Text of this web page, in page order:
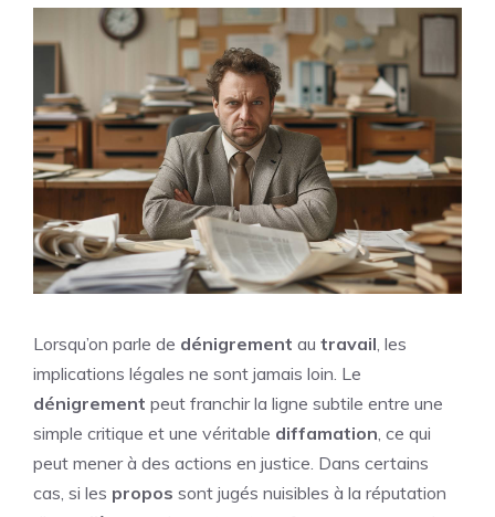
Lorsqu’on parle de dénigrement au travail , les
implications légales ne sont jamais loin. Le
dénigrement peut franchir la ligne subtile entre une
simple critique et une véritable diffamation , ce qui
peut mener à des actions en justice. Dans certains
cas, si les propos sont jugés nuisibles à la réputation